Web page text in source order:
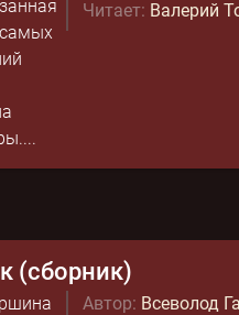
Читает: Валерий
(сборник)
Автор: Всеволод